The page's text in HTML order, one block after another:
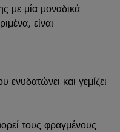
με μία μοναδικά
είναι
και γεμίζει
τους φραγμένους